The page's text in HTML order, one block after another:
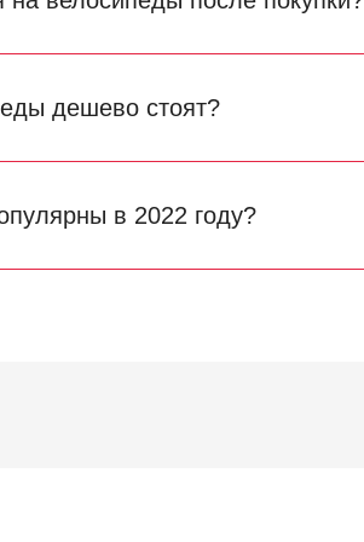
дешево стоят?
в 2022 году?